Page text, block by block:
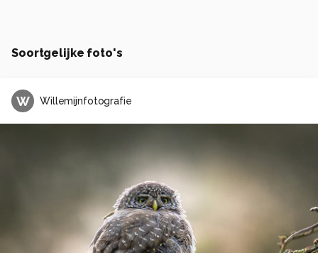
Soortgelijke foto's
W Willemijnfotografie